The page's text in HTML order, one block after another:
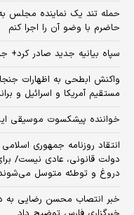
حمله تند یک نماینده مجلس
حاضرم با وضو آن را اجرا کنم
سپاه بیانیه جدید صادر کرد+
واکنش ابطحی به اظهارات
مستقیم آمریکا و اسرائیل و
خواننده پیشکسوت موسیقی
انتقاد روزنامه جمهوری
دولت قانونی، عادی نیست/
دروغ و توطئه متوسل
خبر انتصاب محسن رضایی به